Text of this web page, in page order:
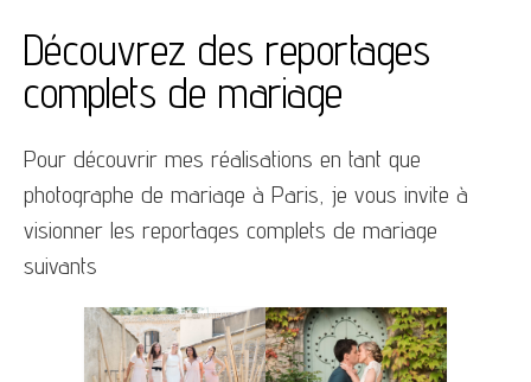
Découvrez des reportages
complets de mariage
Pour découvrir mes réalisations en tant que
photographe de mariage à Paris, je vous invite à
visionner les reportages complets de mariage
suivants